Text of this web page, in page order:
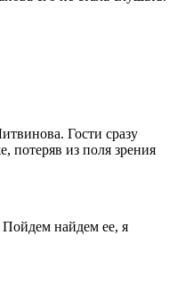
Гости сразу
потеряв из поля зрения
найдем ее, я